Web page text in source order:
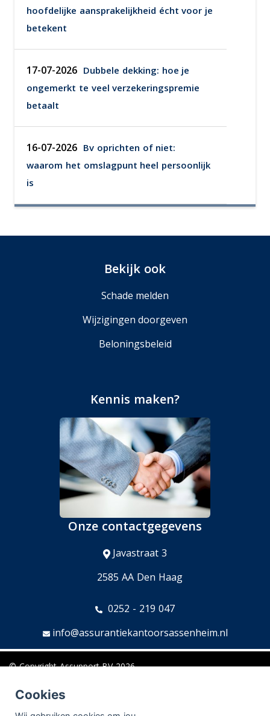
Cookies
hoofdelijke aansprakelijkheid écht voor je
betekent
17-07-2026 Dubbele dekking: hoe je
ongemerkt te veel verzekeringspremie
betaalt
16-07-2026 Bv oprichten of niet:
waarom het omslagpunt heel persoonlijk
is
Bekijk ook
Schade melden
Wijzigingen doorgeven
Beloningsbeleid
Kennis maken?
Onze contactgegevens
Javastraat 3
2585 AA Den Haag
0252 - 219 047
info@assurantiekantoorsassenheim.nl
© CopyrightAssupport BV2026
Sitemap